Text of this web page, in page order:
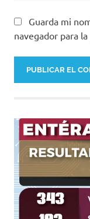
Guarda mi
navegador para